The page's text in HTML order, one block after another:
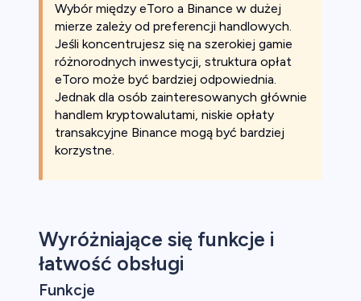
Wybór między eToro a Binance w dużej
mierze zależy od preferencji handlowych.
Jeśli koncentrujesz się na szerokiej gamie
różnorodnych inwestycji, struktura opłat
eToro może być bardziej odpowiednia.
Jednak dla osób zainteresowanych głównie
handlem kryptowalutami, niskie opłaty
transakcyjne Binance mogą być bardziej
korzystne.
Wyróżniające się funkcje i
łatwość obsługi
Funkcje